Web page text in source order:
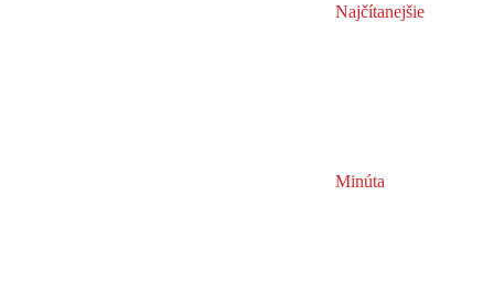
Najčítanejšie
Minúta